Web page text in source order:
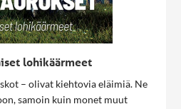
lohikäärmeet
– olivat kiehtovia eläimiä. Ne
samoin kuin monet muut